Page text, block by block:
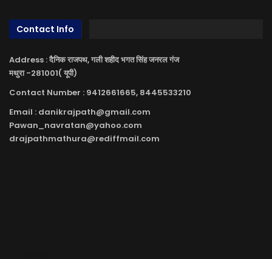
Contact Info
Address : दैनिक राजपथ, गली शहीद भगत सिंह जनरल गंज
मथुरा -281001( यूपी)
Contact Number : 9412661665, 8445533210
Email : danikrajpath@gmail.com
Pawan_navratan@yahoo.com
drajpathmathura@rediffmail.com